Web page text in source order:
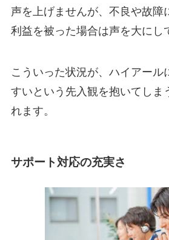
声を上げませんが、不良や故障
利益を被った場合は声を大にし
こういった状況が、ハイアール
すいという先入観を抱いてしま
れます。
サポート対応の充実さ